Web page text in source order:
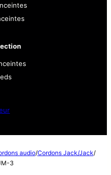
audio/Cordons Jack/Jack/
3